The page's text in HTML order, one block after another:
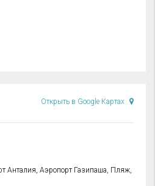
Открыть в Google Картах
Анталия, Аэропорт Газипаша, Пляж,